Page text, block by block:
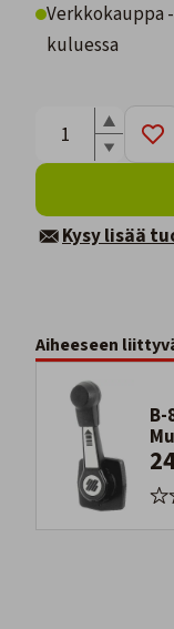
Verkkokauppa
kuluessa
Kysy lisää
Aiheeseen